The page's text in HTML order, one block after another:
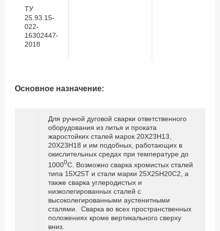
ТУ
25.93.15-
022-
16302447-
2018
Основное назначение:
Для ручной дуговой сварки ответственного
оборудования из литья и проката
жаростойких сталей марок 20Х23Н13,
20Х23Н18 и им подобных, работающих в
окислительных средах при температуре до
10000С. Возможно сварка хромистых сталей
типа 15Х25Т и стали марки 25Х25Н20С2, а
также сварка углеродистых и
низколегированных сталей с
высоколегированными аустенитными
сталями. Сварка во всех пространственных
положениях кроме вертикального сверху
вниз.